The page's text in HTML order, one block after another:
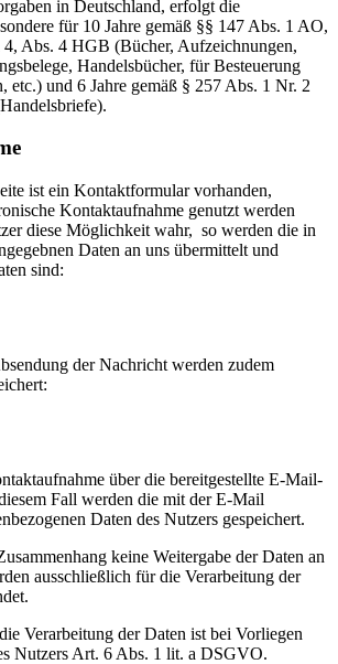
in Deutschland, erfolgt die
für 10 Jahre gemäß §§ 147 Abs. 1 AO,
Abs. 4 HGB (Bücher, Aufzeichnungen,
Handelsbücher, für Besteuerung
etc.) und 6 Jahre gemäß § 257 Abs. 1 Nr. 2
ist ein Kontaktformular vorhanden,
Kontaktaufnahme genutzt werden
diese Möglichkeit wahr, so werden die in
Daten an uns übermittelt und
sind:
der Nachricht werden zudem
über die bereitgestellte E-Mail-
Fall werden die mit der E-Mail
Daten des Nutzers gespeichert.
keine Weitergabe der Daten an
ausschließlich für die Verarbeitung der
Verarbeitung der Daten ist bei Vorliegen
Nutzers Art. 6 Abs. 1 lit. a DSGVO.